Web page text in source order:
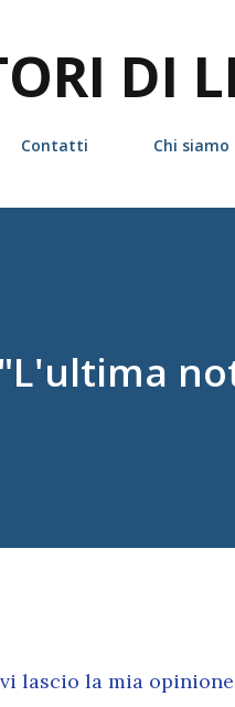
DI
Contatti Chi siamo
lascio la mia